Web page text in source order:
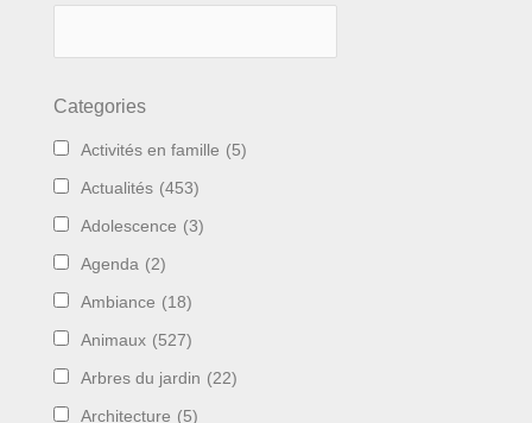
Categories
Activités en famille (5)
Actualités (453)
Adolescence (3)
Agenda (2)
Ambiance (18)
Animaux (527)
Arbres du jardin (22)
Architecture (5)